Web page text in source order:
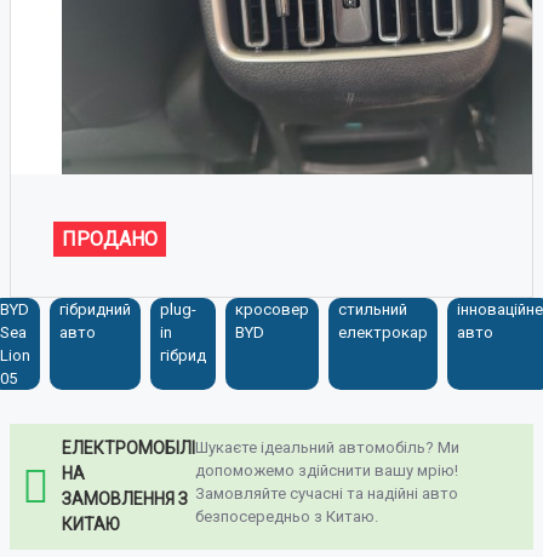
ПРОДАНО
BYD
Sea
Lion
05
гібридний
авто
plug-
in
гібрид
кросовер
BYD
стильний
електрокар
інноваційне
авто
ЕЛЕКТРОМОБІЛІ
НА
ЗАМОВЛЕННЯ З
КИТАЮ
Шукаєте ідеальний автомобіль? Ми
допоможемо здійснити вашу мрію!
Замовляйте сучасні та надійні авто
безпосередньо з Китаю.